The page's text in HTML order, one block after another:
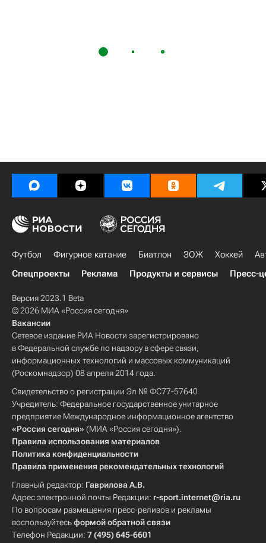
Футбол Фигурное катание Биатлон ЗОЖ Хоккей
Спецпроекты
Реклама Продукты и сервисы Пресс-
Версия 2023.1 Beta
© 2026 МИА «Россия сегодня»
Вакансии
Сетевое издание РИА Новости зарегистрировано
в Федеральной службе по надзору в сфере связи,
информационных технологий и массовых коммуникаций
(Роскомнадзор) 08 апреля 2014 года.
Свидетельство о регистрации Эл № ФС77-57640
Учредитель: Федеральное государственное унитарное
предприятие Международное информационное агентство
«Россия сегодня» (МИА «Россия сегодня»).
Правила использования материалов
Политика конфиденциальности
Правила применения рекомендательных технологий
Главный редактор: Гаврилова А.В.
Адрес электронной почты Редакции: r-sport.internet@ria.ru
По вопросам размещения пресс-релизов и рекламы
воспользуйтесьформой обратной связи
Телефон Редакции: 7 (495) 645-6601